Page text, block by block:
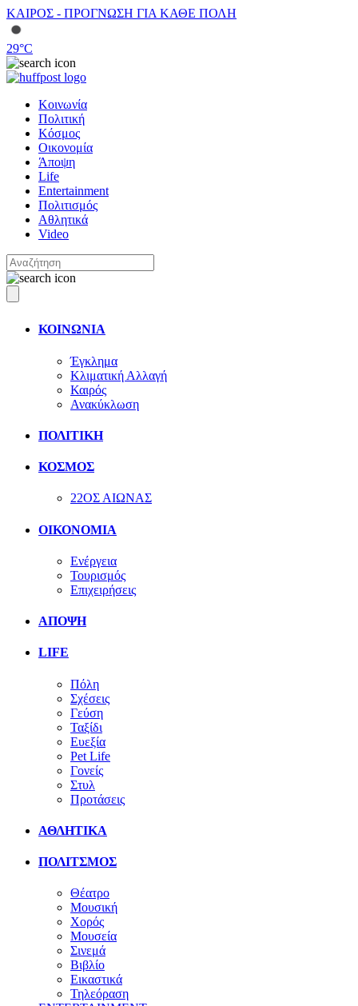
ΚΑΙΡΟΣ - ΠΡΟΓΝΩΣΗ ΓΙΑ ΚΑΘΕ ΠΟΛΗ
29°C
Κοινωνία
Πολιτική
Κόσμος
Οικονομία
Άποψη
Life
Entertainment
Πολιτισμός
Αθλητικά
Video
ΚΟΙΝΩΝΙΑ
Έγκλημα
Κλιματική Αλλαγή
Καιρός
Ανακύκλωση
ΠΟΛΙΤΙΚΗ
ΚΟΣΜΟΣ
22ΟΣ ΑΙΩΝΑΣ
ΟΙΚΟΝΟΜΙΑ
Ενέργεια
Τουρισμός
Επιχειρήσεις
ΑΠΟΨΗ
LIFE
Πόλη
Σχέσεις
Γεύση
Ταξίδι
Ευεξία
Pet Life
Γονείς
Στυλ
Προτάσεις
ΑΘΛΗΤΙΚΑ
ΠΟΛΙΤΣΜΟΣ
Θέατρο
Μουσική
Χορός
Μουσεία
Σινεμά
Βιβλίο
Εικαστικά
Τηλεόραση